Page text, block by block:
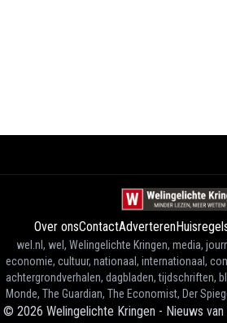
Over onsContactAdverteren
wel.nl, wel, Welingelichte Kringen, media,
economie, cultuur, nationaal, internationaal,
achtergrondverhalen, dagbladen, tijdschriften,
Monde, The Guardian, The Economist, Der
© 2026 Welingelichte Kringen - Nieuws